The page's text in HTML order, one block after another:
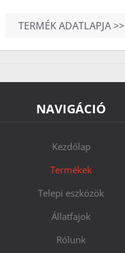
TERMÉK ADATLAPJA >>
NAVIGÁCIÓ
Kezdőlap
Termékek
Telepi eszközök
Állatfajok
Rólunk